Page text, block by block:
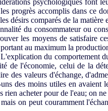
psychologiques font
progrès accomplis dans ce
désirs comparés de la matière
du consommateur ou
les moyens de satisfaire
au maximum la
du comportement
de l'économie, celui de la
des valeurs d'échange,
des moins utiles en
acheter pour de l'eau; on
on peut couramment